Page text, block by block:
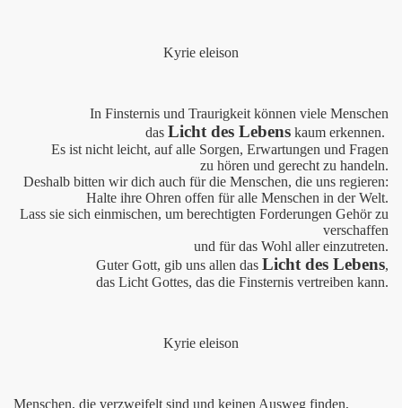
Kyrie eleison
In Finsternis und Traurigkeit können viele Menschen
das Licht des Lebens kaum erkennen.
Es ist nicht leicht, auf alle Sorgen, Erwartungen und Fragen
zu hören und gerecht zu handeln.
Deshalb bitten wir dich auch für die Menschen, die uns regieren:
Halte ihre Ohren offen für alle Menschen in der Welt.
Lass sie sich einmischen, um berechtigten Forderungen Gehör zu
verschaffen
und für das Wohl aller einzutreten.
Guter Gott, gib uns allen das Licht des Lebens,
das Licht Gottes, das die Finsternis vertreiben kann.
Kyrie eleison
Menschen, die verzweifelt sind und keinen Ausweg finden,